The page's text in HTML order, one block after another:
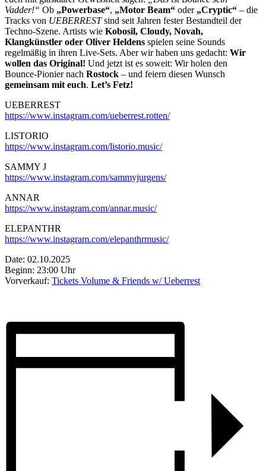
Vadder!“ Ob „Powerbase“, „Motor Beam“ oder „Cryptic“ – die
Tracks von UEBERRESTsind seit Jahren fester Bestandteil der
Techno-Szene. Artists wie Kobosil, Cloudy, Novah,
Klangkünstler oder Oliver Heldens spielen seine Sounds
regelmäßig in ihren Live-Sets. Aber wir haben uns gedacht: Wir
wollen das Original! Und jetzt ist es soweit: Wir holen den
Bounce-Pionier nach Rostock – und feiern diesen Wunsch
gemeinsam mit euch. Let’s Fetz!
UEBERREST
https://www.instagram.com/ueberrest.rotten/
LISTORIO
https://www.instagram.com/listorio.music/
SAMMY J
https://www.instagram.com/sammyjurgens/
ANNAR
https://www.instagram.com/annar.music/
ELEPANTHR
https://www.instagram.com/elepanthrmusic/
Date: 02.10.2025
Beginn: 23:00 Uhr
Vorverkauf: Tickets Volume & Friends w/ Ueberrest